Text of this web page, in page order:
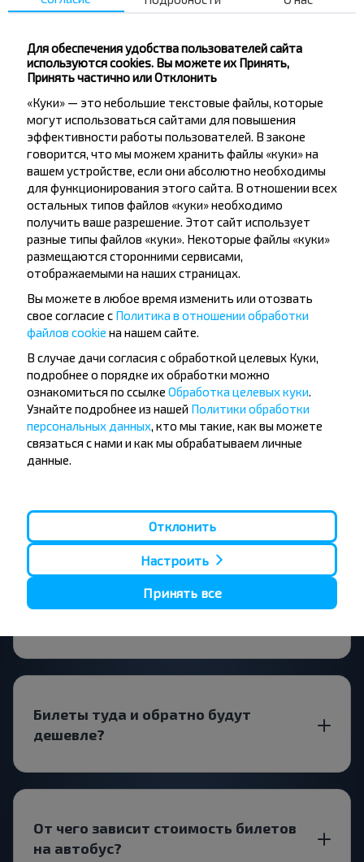
Подпишись на получение новостей и
Подписаться
Вопрос - Ответ
Как приобрести билеты?
Существуют ли ограничения на
поездки по направлению Чечерск-
Калинино (Гомельская обл.)?
лучше искать билет?
Билет будет выгоднее на прямой
Билеты туда и обратно будут
дешевле?
От чего зависит стоимость билетов
на автобус?
Для обеспечения удобства пользователей сайта
используются cookies. Вы можете их Принять,
Принять частично или Отклонить
«Куки» — это небольшие текстовые файлы, которые
могут использоваться сайтами для повышения
эффективности работы пользователей. В законе
говорится, что мы можем хранить файлы «куки» на
вашем устройстве, если они абсолютно необходимы
для функционирования этого сайта. В отношении всех
остальных типов файлов «куки» необходимо
получить ваше разрешение. Этот сайт использует
разные типы файлов «куки». Некоторые файлы «куки»
размещаются сторонними сервисами,
отображаемыми на наших страницах.
Вы можете в любое время изменить или отозвать
свое согласие с Политика в отношении обработки
файлов cookie на нашем сайте.
В случае дачи согласия с обработкой целевых Куки,
подробнее о порядке их обработки можно
ознакомиться по ссылке Обработка целевых куки.
Узнайте подробнее из нашей Политики обработки
персональных данных, кто мы такие, как вы можете
связаться с нами и как мы обрабатываем личные
данные.
Отклонить
Настроить
Принять все